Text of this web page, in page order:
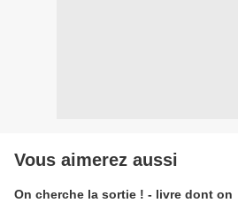
Vous aimerez aussi
On cherche la sortie ! - livre dont on